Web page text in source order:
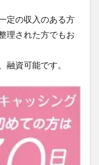
定の収入のある方
理された方でもお
融資可能です。